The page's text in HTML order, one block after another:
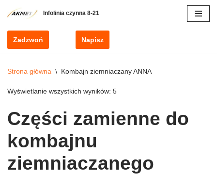
doZadzwoń Napisz
Strona główna \ Kombajn ziemniaczany ANNA
Wyświetlanie wszystkich wyników: 5
Części zamienne do
kombajnu
ziemniaczanego